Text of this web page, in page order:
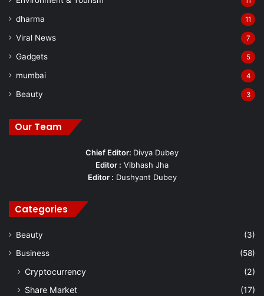
dharma 11
Viral News 7
Gadgets 5
mumbai 4
Beauty 3
Our Team
Chief Editor: Divya Dubey
Editor : Vibhash Jha
Editor : Dushyant Dubey
Categories
Beauty
(3)
Business
(58)
Cryptocurrency
(2)
Share Market
(17)